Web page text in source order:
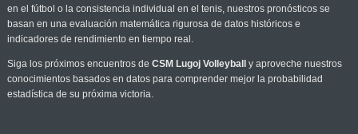
en el fútbol o la consistencia individual en el tenis, nuestros pronósticos se
basan en una evaluación matemática rigurosa de datos históricos e
indicadores de rendimiento en tiempo real.
Siga los próximos encuentros de CSM Lugoj Volleyball
y aproveche nuestros
conocimientos basados en datos para comprender mejor la probabilidad
estadística de su próxima victoria.